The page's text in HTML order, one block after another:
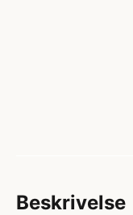
Beskrivelse